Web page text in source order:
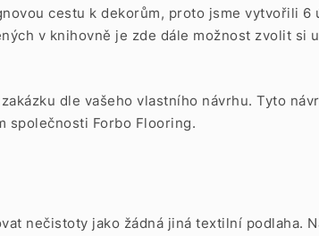
cestu k dekorům, proto jsme vytvořili
v knihovně je zde dále možnost zvolit si
dle vašeho vlastního návrhu. Tyto
společnosti Forbo Flooring.
nečistoty jako žádná jiná textilní podlaha.